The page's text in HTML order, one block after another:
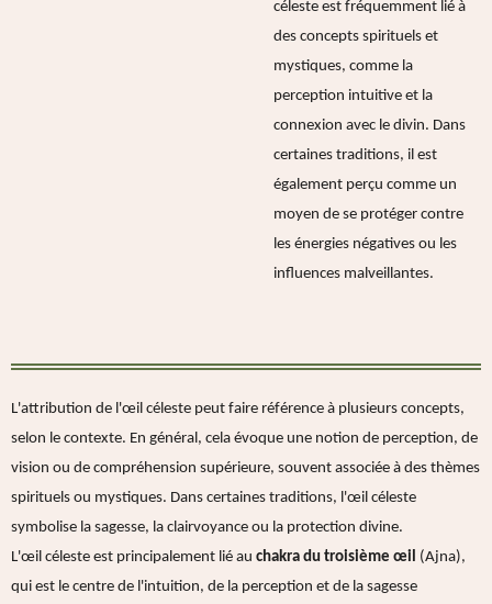
céleste est fréquemment lié à
des concepts spirituels et
mystiques, comme la
perception intuitive et la
connexion avec le divin. Dans
certaines traditions, il est
également perçu comme un
moyen de se protéger contre
les énergies négatives ou les
influences malveillantes.
L'attribution de l'œil céleste peut faire référence à plusieurs concepts,
selon le contexte. En général, cela évoque une notion de perception, de
vision ou de compréhension supérieure, souvent associée à des thèmes
spirituels ou mystiques. Dans certaines traditions, l'œil céleste
symbolise la sagesse, la clairvoyance ou la protection divine.
L'œil céleste est principalement lié au chakra du troisième œil (Ajna),
qui est le centre de l'intuition, de la perception et de la sagesse